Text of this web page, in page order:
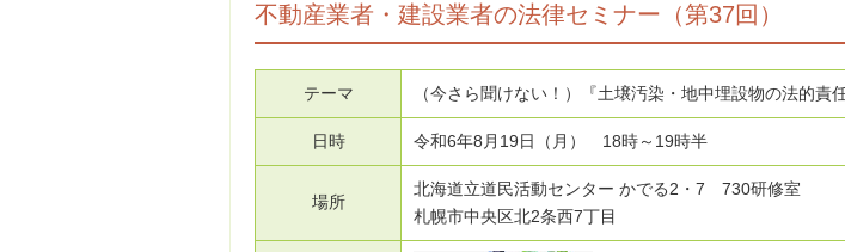
不動産業者・建設業者の法律セミナー（第37回）
テーマ （今さら聞けない！）『土壌汚染・地中埋設物の法的責任
日時 令和6年8月19日（月） 18時～19時半
場所
北海道立道民活動センター かでる2・7 730研修室
札幌市中央区北2条西7丁目